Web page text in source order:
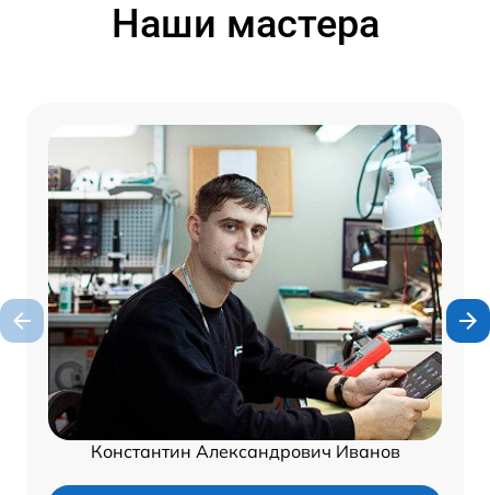
Наши мастера
Константин Александрович Иванов